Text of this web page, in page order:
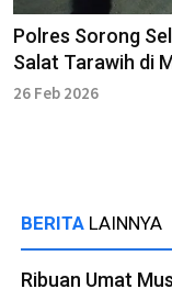
Polres Sorong
Salat Tarawih di
26 Feb 2026
BERITA LAINNYA
Ribuan Umat